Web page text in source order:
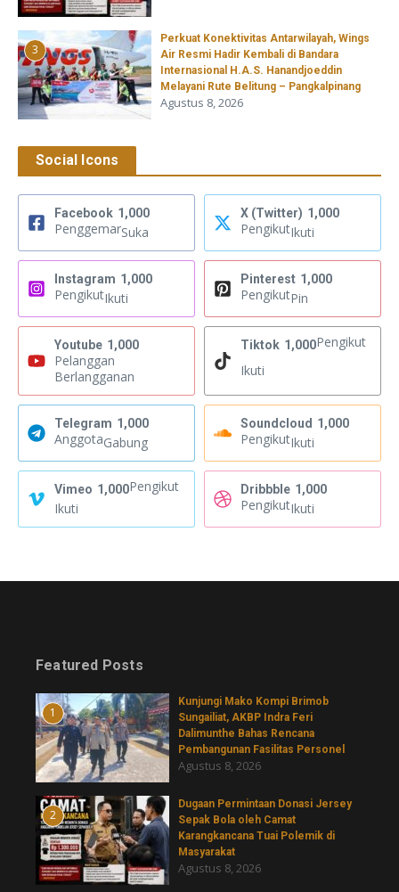
3
Perkuat Konektivitas Antarwilayah, Wings
Air Resmi Hadir Kembali di Bandara
Internasional H.A.S. Hanandjoeddin
Melayani Rute Belitung – Pangkalpinang
Agustus 8, 2026
Social Icons
Facebook 1,000
PenggemarSuka
X (Twitter) 1,000
PengikutIkuti
Instagram 1,000
PengikutIkuti
Pinterest 1,000
PengikutPin
Youtube 1,000
Pelanggan
Berlangganan
Tiktok 1,000Pengikut
Ikuti
Telegram 1,000
AnggotaGabung
Soundcloud 1,000
PengikutIkuti
Vimeo 1,000Pengikut
Ikuti
Dribbble 1,000
PengikutIkuti
Featured Posts
1
Kunjungi Mako Kompi Brimob
Sungailiat, AKBP Indra Feri
Dalimunthe Bahas Rencana
Pembangunan Fasilitas Personel
Agustus 8, 2026
2
‎Dugaan Permintaan Donasi Jersey
Sepak Bola oleh Camat
Karangkancana Tuai Polemik di
Masyarakat
Agustus 8, 2026